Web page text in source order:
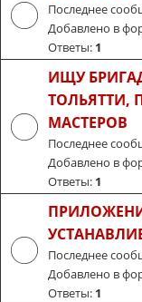
Последнее
Добавлено в
Ответы: 1
ИЩУ
ТОЛЬЯТТИ,
МАСТЕРОВ
Последнее
Добавлено в
Ответы: 1
Последнее
Добавлено в
Ответы: 1